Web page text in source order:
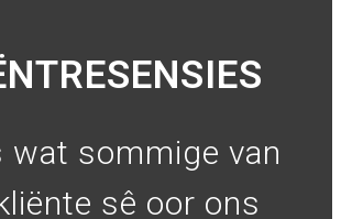
wat sommige van
sê oor ons